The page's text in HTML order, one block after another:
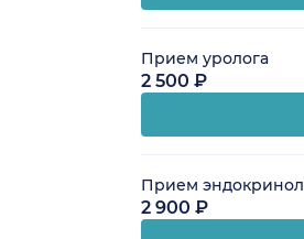
Прием уролога
2 500 ₽
Прием
2 900 ₽